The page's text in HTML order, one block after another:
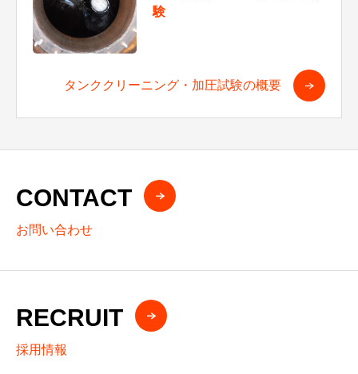
験
タンククリーニング・加圧試験の概要
CONTACT
お問い合わせ
RECRUIT
採用情報